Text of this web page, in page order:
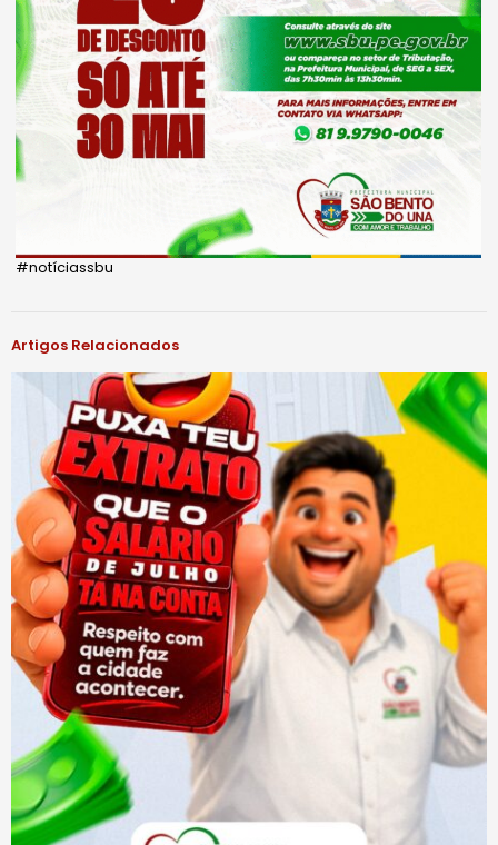
#notíciassbu
Artigos Relacionados